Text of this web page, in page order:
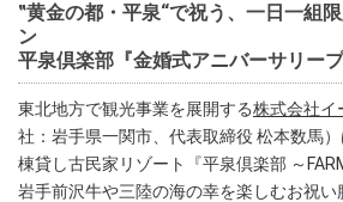
‟黄金の都・平泉“で祝う、一日一組
ン
平泉倶楽部『金婚式アニバーサリー
東北地方で観光事業を展開する株式会社イ
社：岩手県一関市、代表取締役 松本数馬
棟貸し古民家リゾート『平泉倶楽部 ～
岩手前沢牛や三陸の海の幸を楽しむお祝